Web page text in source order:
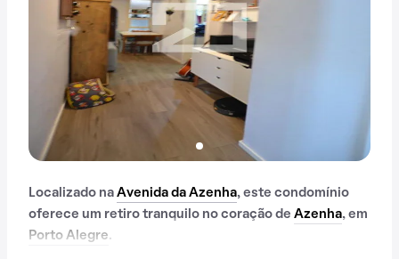
Localizado na Avenida da Azenha, este condomínio
oferece um retiro tranquilo no coração de Azenha, em
Porto Alegre.